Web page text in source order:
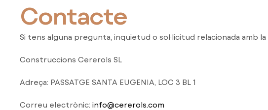
Contacte
Si tens alguna pregunta, inquietud o sol·licitud relacionada amb
Construccions Cererols SL
Adreça: PASSATGE SANTA EUGENIA, LOC 3 BL 1
Correu electrònic: info@cererols.com